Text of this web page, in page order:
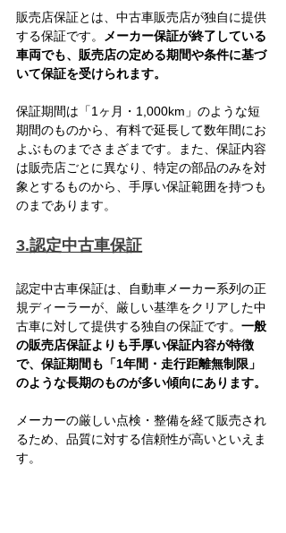
販売店保証とは、中古車販売店が独自に提供
する保証です。
メーカー保証が終了している
車両でも、販売店の定める期間や条件に基づ
いて保証を受けられます。
保証期間は「1ヶ月・1,000km」のような短
期間のものから、有料で延長して数年間にお
よぶものまでさまざまです。また、保証内容
は販売店ごとに異なり、特定の部品のみを対
象とするものから、手厚い保証範囲を持つも
のまであります。
3.認定中古車保証
認定中古車保証は、自動車メーカー系列の正
規ディーラーが、厳しい基準をクリアした中
古車に対して提供する独自の保証です。 一般
の販売店保証よりも手厚い保証内容が特徴
で、保証期間も「1年間・走行距離無制限」
のような長期のものが多い傾向にあります。
メーカーの厳しい点検・整備を経て販売され
るため、品質に対する信頼性が高いといえま
す。